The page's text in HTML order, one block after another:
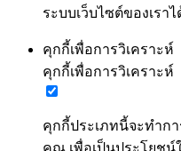
ระบบเว็บไซต์ของเราไ
คุกกี้เพื่อการวิเคราะห์
คุกกี้เพื่อการวิเคราะห์
คุกกี้ประเภทนี้จะทำก
คุณ เพื่อเป็นประโยช